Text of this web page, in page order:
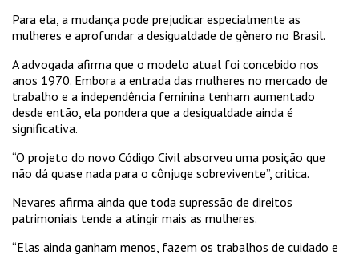
Para ela, a mudança pode prejudicar especialmente as
mulheres e aprofundar a desigualdade de gênero no Brasil.
A advogada afirma que o modelo atual foi concebido nos
anos 1970. Embora a entrada das mulheres no mercado de
trabalho e a independência feminina tenham aumentado
desde então, ela pondera que a desigualdade ainda é
significativa.
“O projeto do novo Código Civil absorveu uma posição que
não dá quase nada para o cônjuge sobrevivente”, critica.
Nevares afirma ainda que toda supressão de direitos
patrimoniais tende a atingir mais as mulheres.
“Elas ainda ganham menos, fazem os trabalhos de cuidado e